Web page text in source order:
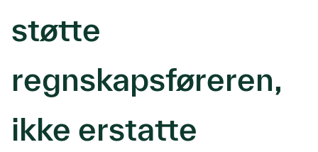
støtte
regnskapsføreren,
ikke erstatte